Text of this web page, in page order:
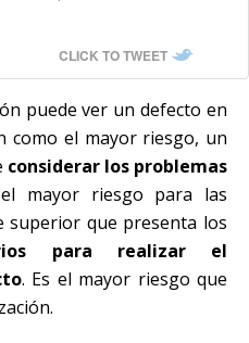
CLICK TO TWEET
puede ver un defecto en
como el mayor riesgo, un
considerar los problemas
mayor riesgo para las
superior que presenta los
para realizar el
. Es el mayor riesgo que